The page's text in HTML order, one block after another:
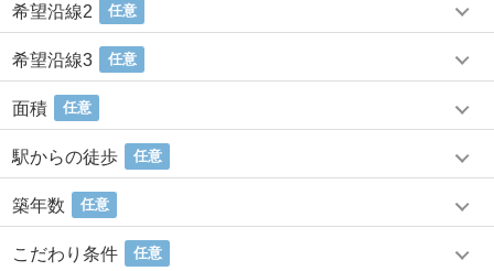
希望沿線2 任意
希望沿線3 任意
面積 任意
駅からの徒歩 任意
築年数 任意
こだわり条件 任意